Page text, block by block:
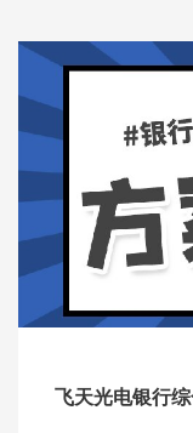
飞天光电银行